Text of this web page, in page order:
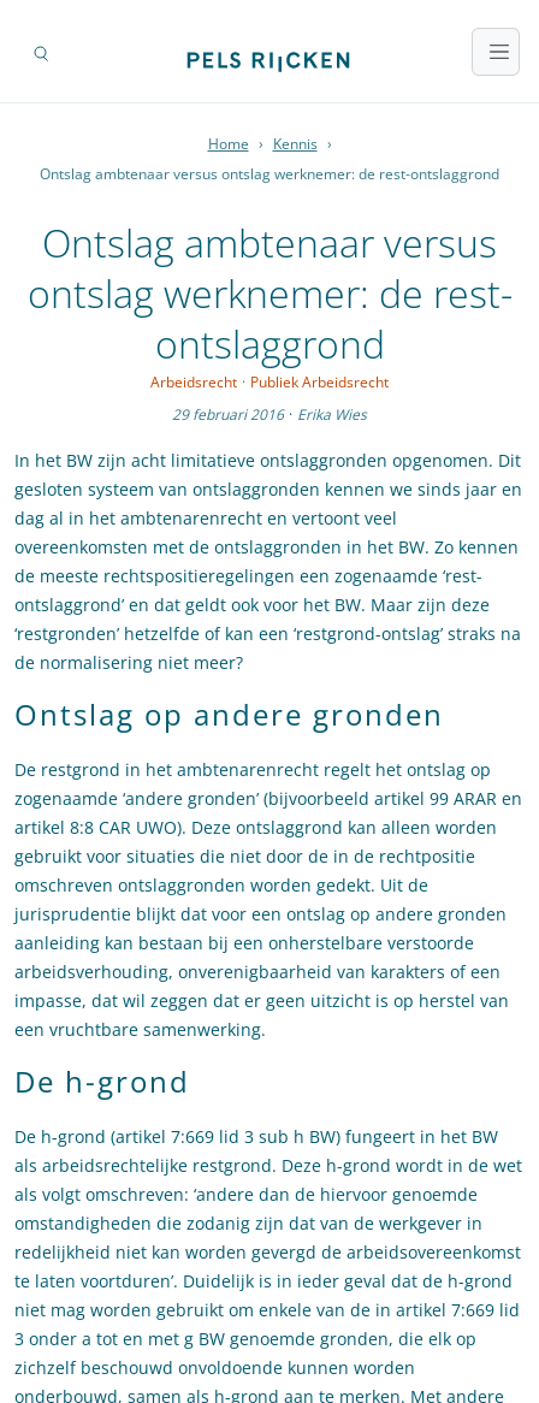
Home › Kennis ›
Ontslag ambtenaar versus ontslag werknemer: de rest-ontslaggrond
Ontslag ambtenaar versus
ontslag werknemer: de rest-
ontslaggrond
Arbeidsrecht · Publiek Arbeidsrecht
29 februari 2016 · Erika Wies
In het BW zijn acht limitatieve ontslaggronden opgenomen. Dit
gesloten systeem van ontslaggronden kennen we sinds jaar en
dag al in het ambtenarenrecht en vertoont veel
overeenkomsten met de ontslaggronden in het BW. Zo kennen
de meeste rechtspositieregelingen een zogenaamde ‘rest-
ontslaggrond’ en dat geldt ook voor het BW. Maar zijn deze
‘restgronden’ hetzelfde of kan een ‘restgrond-ontslag’ straks na
de normalisering niet meer?
Ontslag op andere gronden
De restgrond in het ambtenarenrecht regelt het ontslag op
zogenaamde ‘andere gronden’ (bijvoorbeeld artikel 99 ARAR en
artikel 8:8 CAR UWO). Deze ontslaggrond kan alleen worden
gebruikt voor situaties die niet door de in de rechtpositie
omschreven ontslaggronden worden gedekt. Uit de
jurisprudentie blijkt dat voor een ontslag op andere gronden
aanleiding kan bestaan bij een onherstelbare verstoorde
arbeidsverhouding, onverenigbaarheid van karakters of een
impasse, dat wil zeggen dat er geen uitzicht is op herstel van
een vruchtbare samenwerking.
De h-grond
De h-grond (artikel 7:669 lid 3 sub h BW) fungeert in het BW
als arbeidsrechtelijke restgrond. Deze h-grond wordt in de wet
als volgt omschreven: ‘andere dan de hiervoor genoemde
omstandigheden die zodanig zijn dat van de werkgever in
redelijkheid niet kan worden gevergd de arbeidsovereenkomst
te laten voortduren’. Duidelijk is in ieder geval dat de h-grond
niet mag worden gebruikt om enkele van de in artikel 7:669 lid
3 onder a tot en met g BW genoemde gronden, die elk op
zichzelf beschouwd onvoldoende kunnen worden
onderbouwd, samen als h-grond aan te merken. Met andere